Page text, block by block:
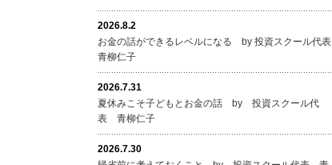
2026.8.2
お金の話ができるレベルになる by 投資スクール代表
青柳仁子
2026.7.31
夏休みこそ子どもとお金の話 by 投資スクール代
表 青柳仁子
2026.7.30